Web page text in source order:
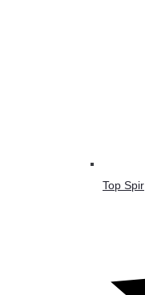
Top Spir